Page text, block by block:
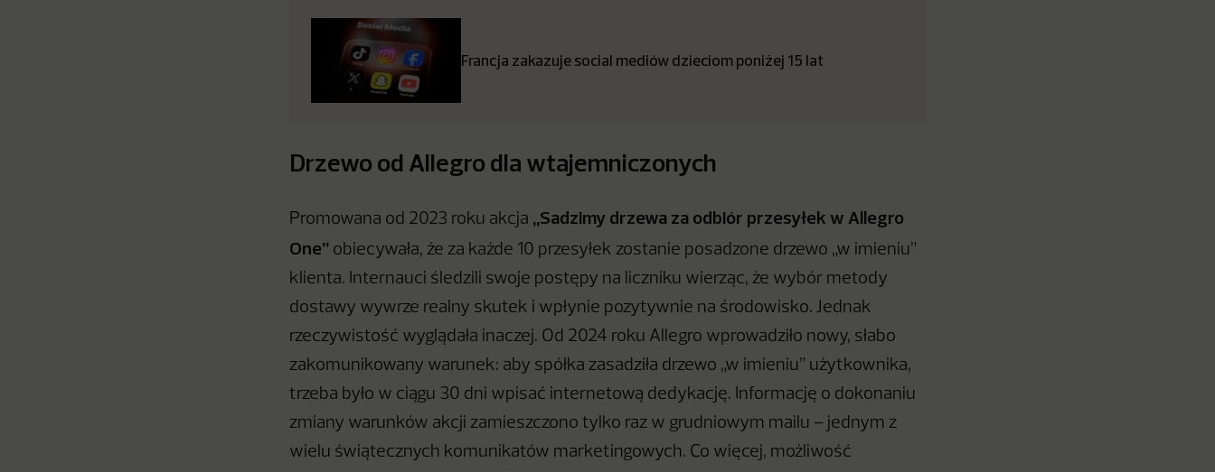
Francja zakazuje social mediów dzieciom poniżej 15 lat
Drzewo od Allegro dla wtajemniczonych
Promowana od 2023 roku akcja „Sadzimy drzewa za odbiór przesyłek w Allegro
One” obiecywała, że za każde 10 przesyłek zostanie posadzone drzewo „w imieniu”
klienta. Internauci śledzili swoje postępy na liczniku wierząc, że wybór metody
dostawy wywrze realny skutek i wpłynie pozytywnie na środowisko. Jednak
rzeczywistość wyglądała inaczej. Od 2024 roku Allegro wprowadziło nowy, słabo
zakomunikowany warunek: aby spółka zasadziła drzewo „w imieniu” użytkownika,
trzeba było w ciągu 30 dni wpisać internetową dedykację. Informację o dokonaniu
zmiany warunków akcji zamieszczono tylko raz w grudniowym mailu – jednym z
wielu świątecznych komunikatów marketingowych. Co więcej, możliwość